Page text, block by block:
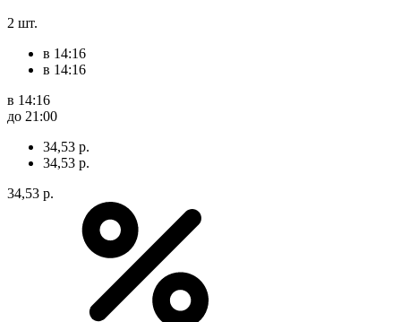
2 шт.
в 14:16
в 14:16
в 14:16
до 21:00
34,53 р.
34,53 р.
34,53 р.